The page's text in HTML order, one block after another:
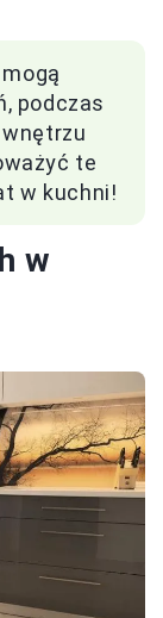
podczas
te
w kuchni!
w